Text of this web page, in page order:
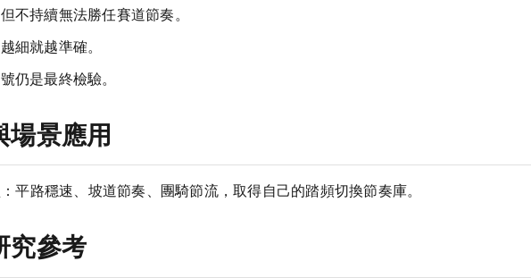
不持續無法勝任賽道節奏。
細就越準確。
仍是最終檢驗。
場景應用
平路穩速、坡道節奏、團騎節流，取得自己的踏頻切換節奏庫。
究參考